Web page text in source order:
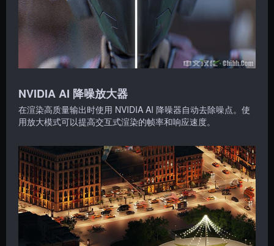
NVIDIA AI 降噪放大器
在渲染高质量输出时使用 NVIDIA AI 降噪器自动去除噪点。使
用放大模式可以提高交互式渲染的帧率和响应速度。